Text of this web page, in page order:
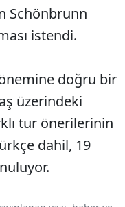
Schönbrunn
istendi.
doğru bir
üzerindeki
tur önerilerinin
dahil, 19